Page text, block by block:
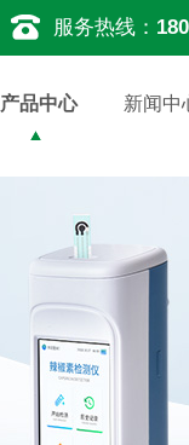
服务热线：
产品中心 新闻中